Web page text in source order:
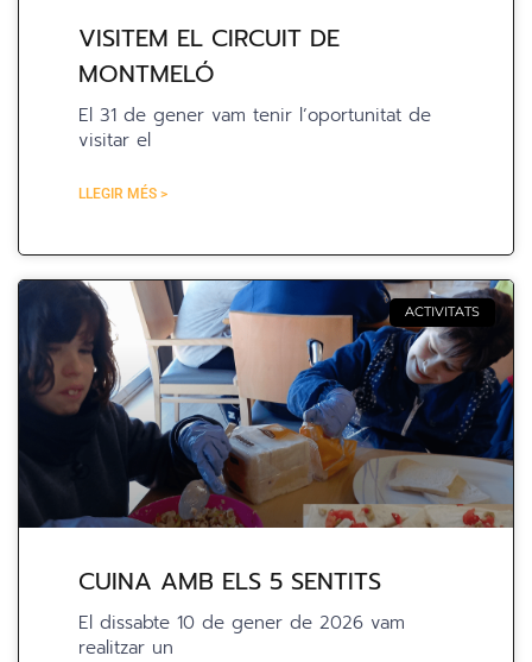
VISITEM EL CIRCUIT DE
MONTMELÓ
El 31 de gener vam tenir l’oportunitat de
visitar el
LLEGIR MÉS >
ACTIVITATS
CUINA AMB ELS 5 SENTITS
El dissabte 10 de gener de 2026 vam
realitzar un